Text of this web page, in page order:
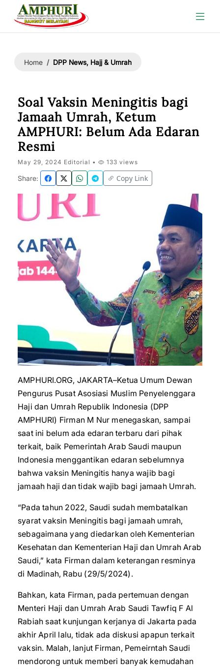
Home DPP News, Hajj & Umrah
Soal Vaksin Meningitis bagi
Jamaah Umrah, Ketum
AMPHURI: Belum Ada Edaran
Resmi
May 29, 2024 Editorial • 133 views
Share: Copy Link
AMPHURI.ORG, JAKARTA–Ketua Umum Dewan
Pengurus Pusat Asosiasi Muslim Penyelenggara
Haji dan Umrah Republik Indonesia (DPP
AMPHURI) Firman M Nur menegaskan, sampai
saat ini belum ada edaran terbaru dari pihak
terkait, baik Pemerintah Arab Saudi maupun
Indonesia menggantikan edaran sebelumnya
bahwa vaksin Meningitis hanya wajib bagi
jamaah haji dan tidak wajib bagi jamaah Umrah.
“Pada tahun 2022, Saudi sudah membatalkan
syarat vaksin Meningitis bagi jamaah umrah,
sebagaimana yang diedarkan oleh Kementerian
Kesehatan dan Kementerian Haji dan Umrah Arab
Saudi,” kata Firman dalam keterangan resminya
di Madinah, Rabu (29/5/2024).
Bahkan, kata Firman, pada pertemuan dengan
Menteri Haji dan Umrah Arab Saudi Tawfiq F Al
Rabiah saat kunjungan kerjanya di Jakarta pada
akhir April lalu, tidak ada diskusi apapun terkait
vaksin. Malah, lanjut Firman, Pemeirntah Saudi
mendorong untuk memberi banyak kemudahan